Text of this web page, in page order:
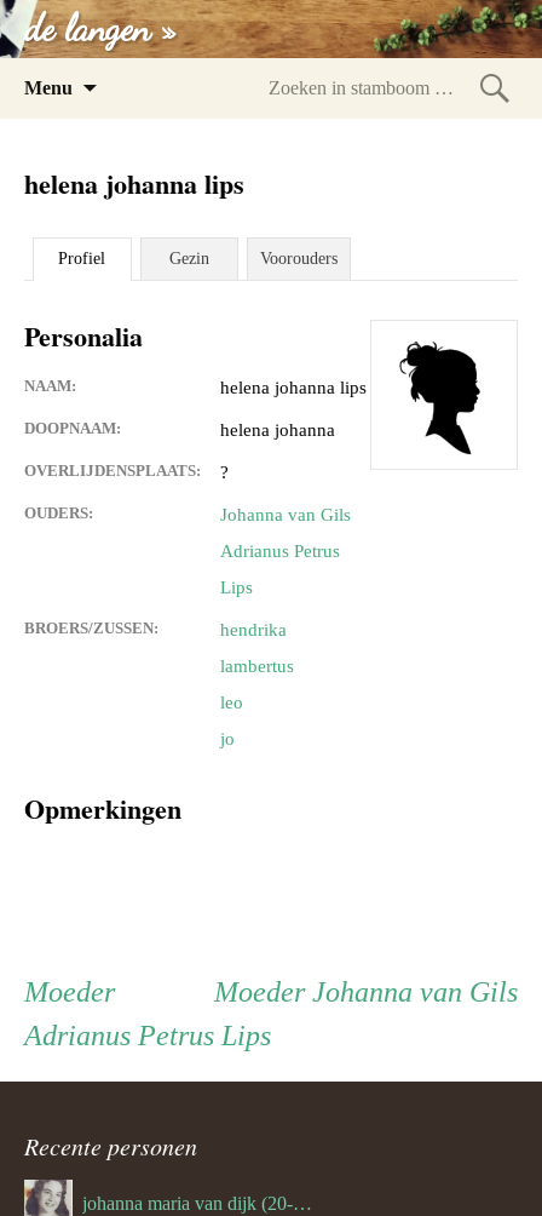
de langen »
Menu
helena johanna lips
Profiel Gezin Voorouders
Personalia
NAAM: helena johanna lips
DOOPNAAM: helena johanna
OVERLIJDENSPLAATS: ?
OUDERS:
Johanna van Gils
Adrianus Petrus
Lips
BROERS/ZUSSEN:
hendrika
lambertus
leo
jo
Opmerkingen
Persoon
ouder
navigatie
MoederMoeder
Johanna van Gils
MoederMoeder
Adrianus Petrus Lips
Recente personen
johanna maria van dijk (20-07-1939)